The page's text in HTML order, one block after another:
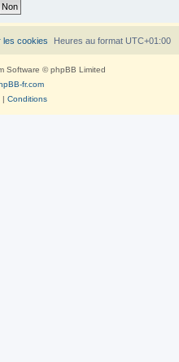
Heures au format UTC+01:00
les cookies
Software © phpBB Limited
fr.com
| Conditions